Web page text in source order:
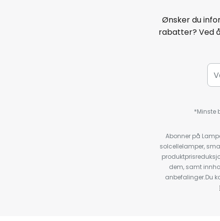
Ønsker du
rabatter? Ved
*Minste
Abonner på
solcellelamper,
dem, samt
anbefalinger.Du